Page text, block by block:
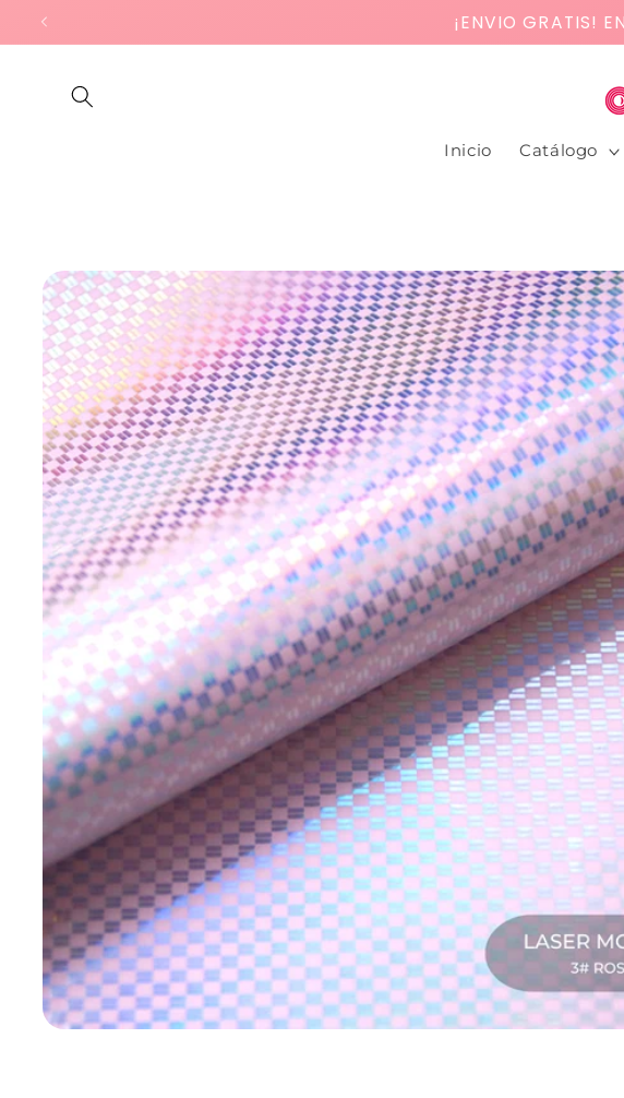
directamente
al contenido
¡LLEVA SOLO LO QUE
Inicio Catálogo
directamente
a la
información
del producto